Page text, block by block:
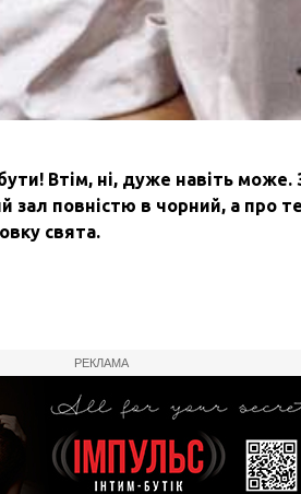
Втім, ні, дуже навіть
зал повністю в чорний, а про
свята.
РЕКЛАМА